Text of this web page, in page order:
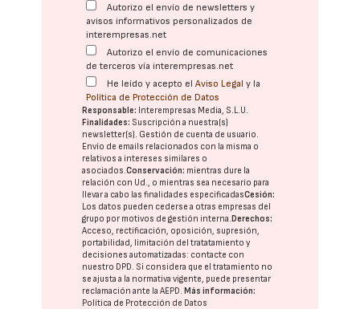
Autorizo el envío de newsletters y
avisos informativos personalizados de
interempresas.net
Autorizo el envío de comunicaciones
de terceros vía interempresas.net
He leído y acepto elAviso Legal y la
Política de Protección de Datos
Responsable: Interempresas Media, S.L.U.
Finalidades: Suscripción a nuestra(s)
newsletter(s). Gestión de cuenta de usuario.
Envío de emails relacionados con la misma o
relativos a intereses similares o
asociados.Conservación: mientras dure la
relación con Ud., o mientras sea necesario para
llevar a cabo las finalidades especificadasCesión:
Los datos pueden cederse a otras empresas del
grupo por motivos de gestión interna.Derechos:
Acceso, rectificación, oposición, supresión,
portabilidad, limitación del tratatamiento y
decisiones automatizadas: contacte con
nuestro DPD. Si considera que el tratamiento no
se ajusta a la normativa vigente, puede presentar
reclamación ante laAEPD.Más información:
Política de Protección de Datos